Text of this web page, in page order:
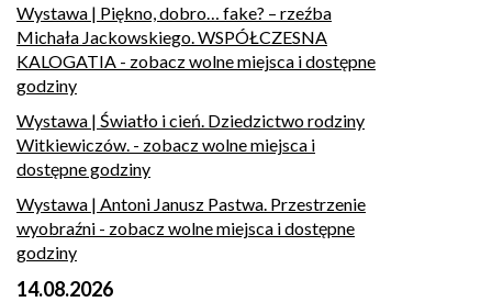
Wystawa | Piękno, dobro… fake? – rzeźba
Michała Jackowskiego. WSPÓŁCZESNA
KALOGATIA - zobacz wolne miejsca i dostępne
godziny
Wystawa | Światło i cień. Dziedzictwo rodziny
Witkiewiczów. - zobacz wolne miejsca i
dostępne godziny
Wystawa | Antoni Janusz Pastwa. Przestrzenie
wyobraźni - zobacz wolne miejsca i dostępne
godziny
14.08.2026